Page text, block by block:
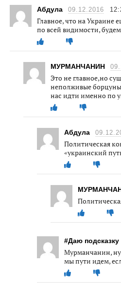
Абдула 09.12.2016
Главное, что на Украине
по всей видимости,
МУРМАНЧАНИН
Это не главное,но
неполживые
нас идти именно по
Абдула
Политическая
«украинский
#Даю подсказку
Мурманчанин, ну
мы пути идем,